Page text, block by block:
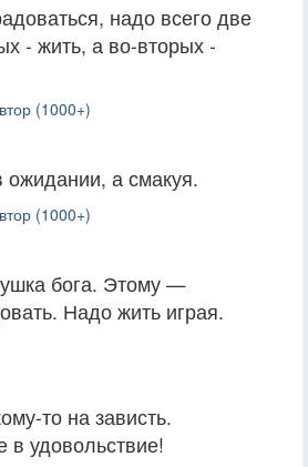
надо всего две
- жить, а во-вторых -
(1000+)
а смакуя.
(1000+)
бога. Этому —
Надо жить играя.
то на зависть.
в удовольствие!